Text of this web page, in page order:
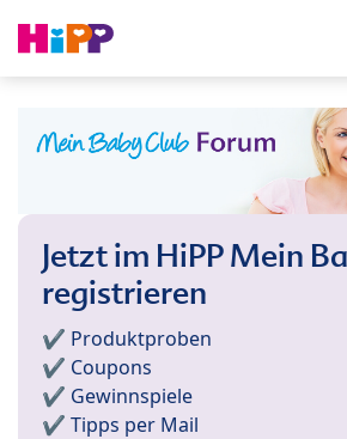
Jetzt im HiPP Mein
registrieren
✔️ Produktproben
✔️ Coupons
✔️ Gewinnspiele
✔️ Tipps per Mail